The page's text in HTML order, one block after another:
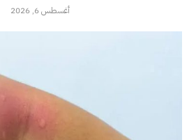
أغسطس 6, 2026